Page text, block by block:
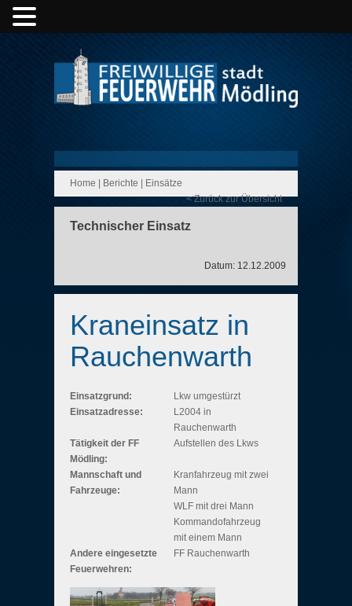
Home Berichte
Einsätze
< Zurück zur Übersicht
Technischer Einsatz
Datum: 12.12.2009
Kraneinsatz in
Rauchenwarth
Einsatzgrund:
Lkw umgestürzt
Einsatzadresse:
L2004 in
Rauchenwarth
Tätigkeit der FF
Mödling:
Aufstellen des Lkws
Mannschaft und
Fahrzeuge:
Kranfahrzeug mit zwei
Mann
WLF mit drei Mann
Kommandofahrzeug
mit einem Mann
Andere eingesetzte
Feuerwehren:
FF Rauchenwarth